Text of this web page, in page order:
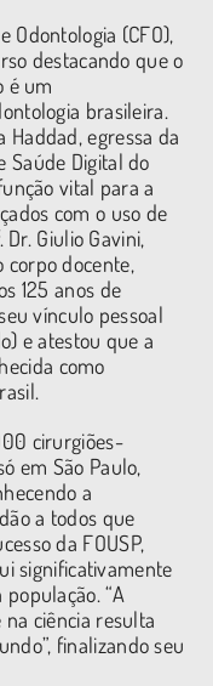
Odontologia (CFO),
destacando que o
é um
brasileira.
Haddad, egressa da
Saúde Digital do
vital para a
com o uso de
Giulio Gavini,
docente,
125 anos de
vínculo pessoal
e atestou que a
como
cirurgiões-
em São Paulo,
a
a todos que
da FOUSP,
significativamente
“A
ciência resulta
finalizando seu